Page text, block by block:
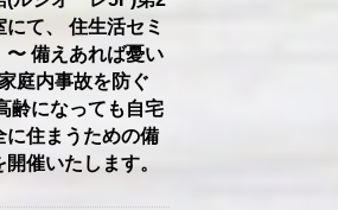
にて、 住生活セミ
〜 備えあれば憂い
庭内事故を防ぐ
齢になっても自宅
に住まうための備
開催いたします。